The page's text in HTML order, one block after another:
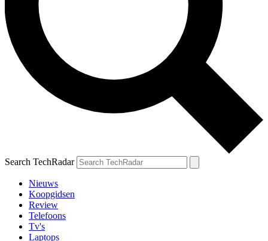
Search TechRadar
Nieuws
Koopgidsen
Review
Telefoons
Tv's
Laptops